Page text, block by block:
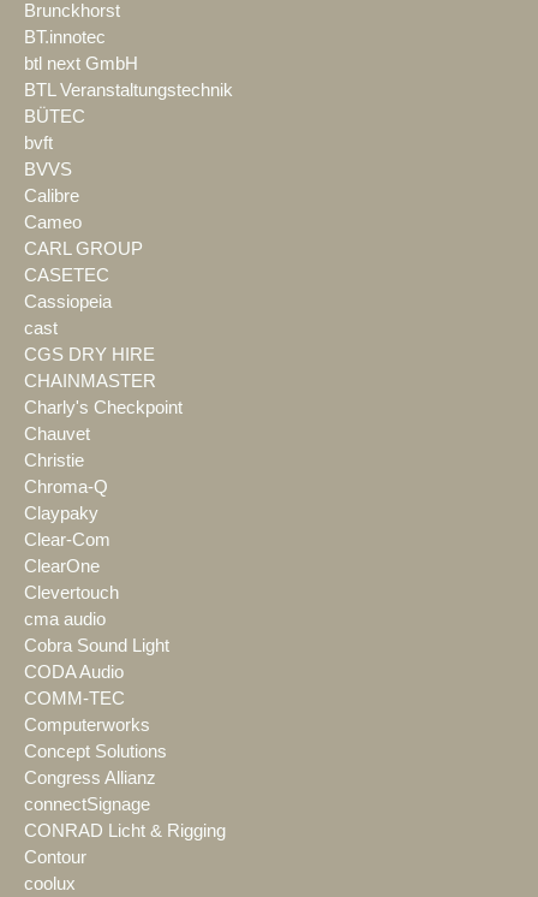
Brunckhorst
BT.innotec
btl next GmbH
BTL Veranstaltungstechnik
BÜTEC
bvft
BVVS
Calibre
Cameo
CARL GROUP
CASETEC
Cassiopeia
cast
CGS DRY HIRE
CHAINMASTER
Charly's Checkpoint
Chauvet
Christie
Chroma-Q
Claypaky
Clear-Com
ClearOne
Clevertouch
cma audio
Cobra Sound Light
CODA Audio
COMM-TEC
Computerworks
Concept Solutions
Congress Allianz
connectSignage
CONRAD Licht & Rigging
Contour
coolux